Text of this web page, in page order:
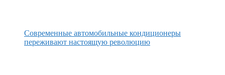
Современные автомобильные кондиционеры
переживают настоящую революцию